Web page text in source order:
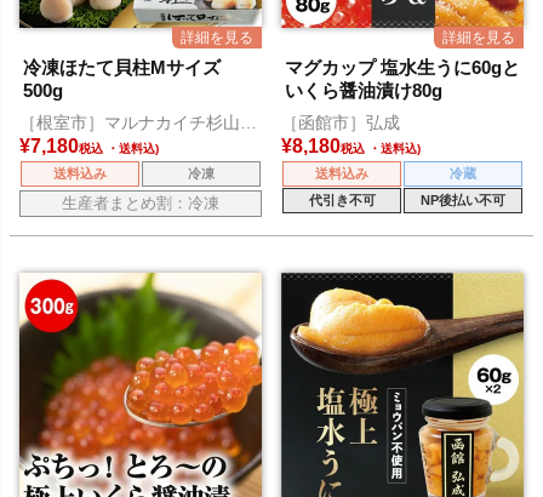
冷凍ほたて貝柱Mサイズ
500g
［根室市］マルナカイチ杉山水
産
¥7,180税込
送料込み 冷凍
生産者まとめ割：冷凍
マグカップ 塩水生うに60gと
いくら醤油漬け80g
［函館市］弘成
¥8,180税込
送料込み
冷蔵
代引き不可
NP後払い不可